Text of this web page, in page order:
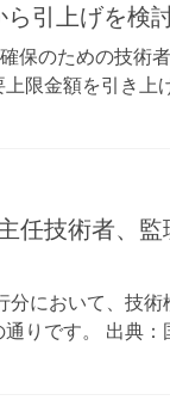
引上げを検討
保のための技術
限金額を引き上
技術者、監
において、技術
りです。 出典